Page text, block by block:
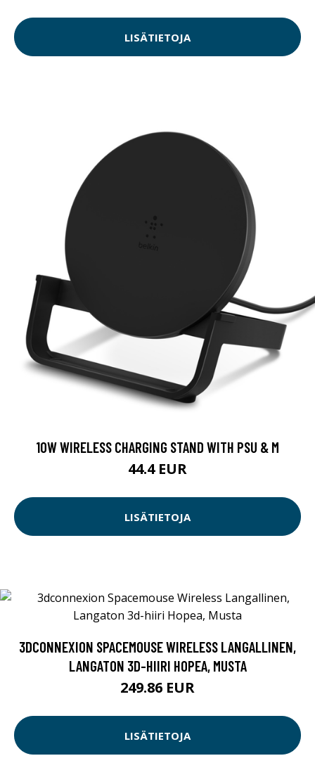
LISÄTIETOJA
10W WIRELESS CHARGING STAND WITH PSU & M
44.4 EUR
LISÄTIETOJA
3DCONNEXION SPACEMOUSE WIRELESS LANGALLINEN,
LANGATON 3D-HIIRI HOPEA, MUSTA
249.86 EUR
LISÄTIETOJA